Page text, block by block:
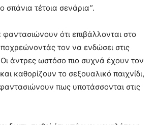
σπάνια τέτοια σενάρια”.
ότι επιβάλλονται στο
τον να ενδώσει στις
Οι άντρες ωστόσο πιο συχνά έχουν τον
καθορίζουν το σεξουαλικό παιχνίδι,
πως υποτάσσονται στις